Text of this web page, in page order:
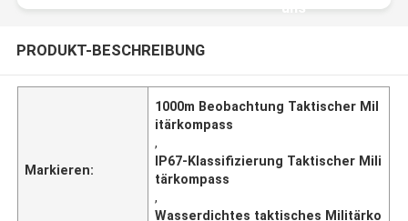
uns
PRODUKT-BESCHREIBUNG
Markieren:
1000m Beobachtung Taktischer Mil
itärkompass
,
IP67-Klassifizierung Taktischer Mili
tärkompass
,
Wasserdichtes taktisches Militärko